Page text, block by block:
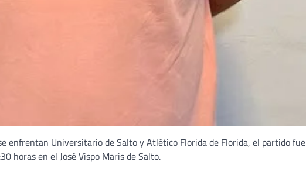
enfrentan Universitario de Salto y Atlético Florida de Florida, el partido fue
horas en el José Vispo Maris de Salto.